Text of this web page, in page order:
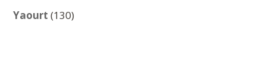
produits
Yaourt 130130